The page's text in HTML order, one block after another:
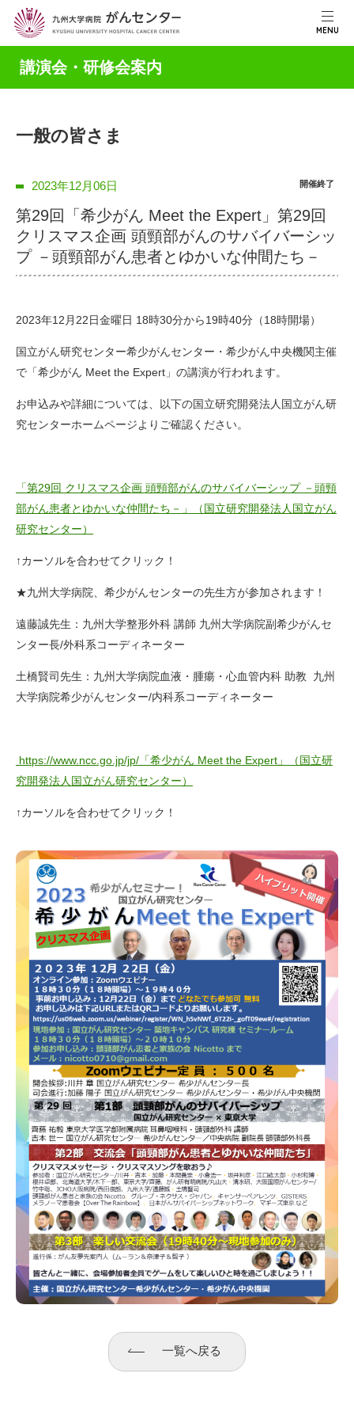
MENU
講演会・研修会案内
一般の皆さま
2023年12月06日
第29回「希少がん Meet the Expert」第29回
クリスマス企画 頭頸部がんのサバイバーシッ
プ －頭頸部がん患者とゆかいな仲間たち－
開催終了
2023年12月22日金曜日 18時30分から19時40分（18時開場）
国立がん研究センター希少がんセンター・希少がん中央機関主催
で「希少がん Meet the Expert」の講演が行われます。
お申込みや詳細については、以下の国立研究開発法人国立がん研
究センターホームページよりご確認ください。
「第29回 クリスマス企画 頭頸部がんのサバイバーシップ －頭頸
部がん患者とゆかいな仲間たち－」（国立研究開発法人国立がん
研究センター）
↑カーソルを合わせてクリック！
★九州大学病院、希少がんセンターの先生方が参加されます！
遠藤誠先生：九州大学整形外科 講師 九州大学病院副希少がんセ
ンター長/外科系コーディネーター
土橋賢司先生：九州大学病院血液・腫瘍・心血管内科 助教 九州
大学病院希少がんセンター/内科系コーディネーター
https://www.ncc.go.jp/jp/ 「希少がん Meet the Expert」（国立研
究開発法人国立がん研究センター）
↑カーソルを合わせてクリック！
一覧へ戻る